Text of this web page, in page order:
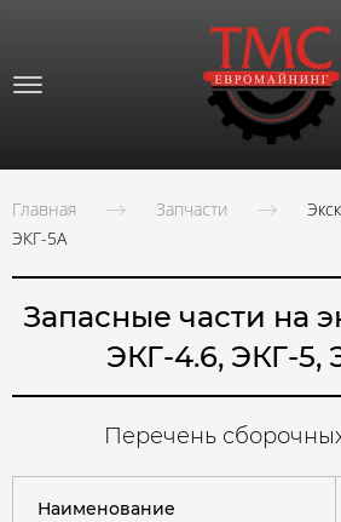
Главная Запчасти
ЭКГ-5А
Запасные части на
ЭКГ-4.6, ЭКГ-5,
Перечень
Наименование